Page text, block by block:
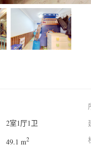
2室1厅1卫
49.1 m2